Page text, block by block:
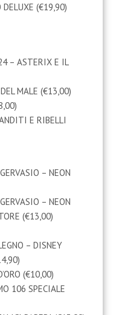
(€19,90)
– ASTERIX E IL
MALE (€13,00)
E RIBELLI
– NEON
– NEON
(€13,00)
– DISNEY
(€10,00)
106 SPECIALE